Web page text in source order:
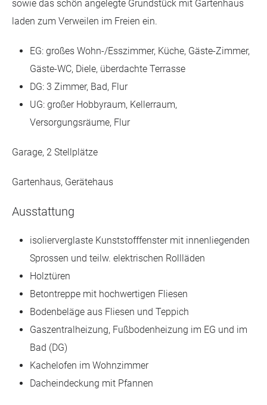
sowie das schön angelegte Grundstück mit Gartenhaus
laden zum Verweilen im Freien ein.
EG: großes Wohn-/Esszimmer, Küche, Gäste-Zimmer,
Gäste-WC, Diele, überdachte Terrasse
DG: 3 Zimmer, Bad, Flur
UG: großer Hobbyraum, Kellerraum,
Versorgungsräume, Flur
Garage, 2 Stellplätze
Gartenhaus, Gerätehaus
Ausstattung
isolierverglaste Kunststofffenster mit innenliegenden
Sprossen und teilw. elektrischen Rollläden
Holztüren
Betontreppe mit hochwertigen Fliesen
Bodenbeläge aus Fliesen und Teppich
Gaszentralheizung, Fußbodenheizung im EG und im
Bad (DG)
Kachelofen im Wohnzimmer
Dacheindeckung mit Pfannen